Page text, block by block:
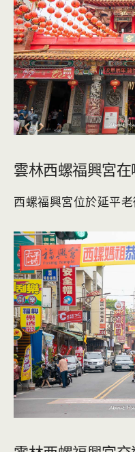
雲林西螺福興宮在
西螺福興宮位於延平